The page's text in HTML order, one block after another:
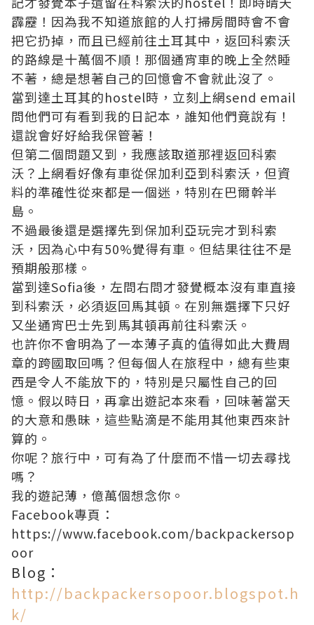
霹靂！因為我不知道旅館的人打掃房間時會不會
把它扔掉，而且已經前往土耳其中，返回科索沃
的路線是十萬個不順！那個通宵車的晚上全然睡
不著，總是想著自己的回憶會不會就此沒了。
當到達土耳其的hostel時，立刻上網send email
問他們可有看到我的日記本，誰知他們竟說有！
還說會好好給我保管著！
但第二個問題又到，我應該取道那裡返回科索
沃？上網看好像有車從保加利亞到科索沃，但資
料的準確性從來都是一個迷，特別在巴爾幹半
島。
不過最後還是選擇先到保加利亞玩完才到科索
沃，因為心中有50%覺得有車。但結果往往不是
預期般那樣。
當到達Sofia後，左問右問才發覺概本沒有車直接
到科索沃，必須返回馬其頓。在別無選擇下只好
又坐通宵巴士先到馬其頓再前往科索沃。
也許你不會明為了一本薄子真的值得如此大費周
章的跨國取回嗎？但每個人在旅程中，總有些東
西是令人不能放下的，特別是只屬性自己的回
憶。假以時日，再拿出遊記本來看，回味著當天
的大意和愚昧，這些點滴是不能用其他東西來計
算的。
你呢？旅行中，可有為了什麼而不惜一切去尋找
嗎？
我的遊記薄，億萬個想念你。
Facebook專頁：
https://www.facebook.com/backpackersop
oor
Blog：
http://backpackersopoor.blogspot.h
k/